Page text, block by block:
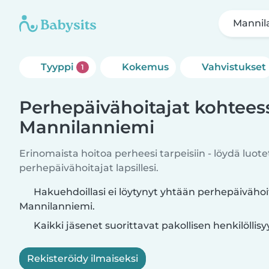
Tyyppi 1 Kokemus Vahvistukset
Perhepäivähoitajat
Mannilanniemi
Erinomaista hoitoa perheesi tarpeisiin - löydä
perhepäivähoitajat lapsillesi.
Hakuehdoillasi ei löytynyt yhtään
Mannilanniemi.
Kaikki jäsenet suorittavat pakollisen
Rekisteröidy ilmaiseksi